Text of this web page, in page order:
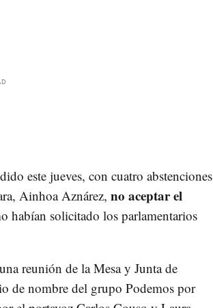
este jueves, con cuatro abstenciones
Ainhoa Aznárez, no aceptar el
habían solicitado los parlamentarios
reunión de la Mesa y Junta de
de nombre del grupo Podemos por